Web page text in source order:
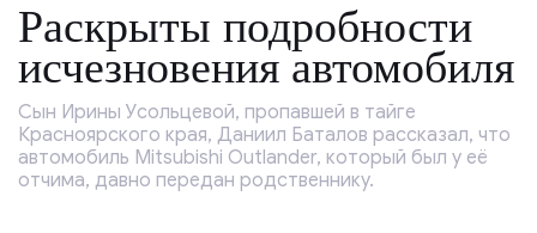
Раскрыты подробности
исчезновения автомобиля
Сын Ирины Усольцевой, пропавшей в тайге
Красноярского края, Даниил Баталов рассказал, что
автомобиль Mitsubishi Outlander, который был у её
отчима, давно передан родственнику.